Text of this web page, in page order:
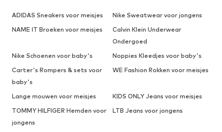
ADIDAS Sneakers voor meisjes
Nike Sweatwear voor jongens
NAME IT Broeken voor meisjes
Calvin Klein Underwear
Ondergoed
Nike Schoenen voor baby's
Noppies Kleedjes voor baby's
Carter's Rompers & sets voor
baby's
WE Fashion Rokken voor meisjes
Lange mouwen voor meisjes
KIDS ONLY Jeans voor meisjes
TOMMY HILFIGER Hemden voor
jongens
LTB Jeans voor jongens